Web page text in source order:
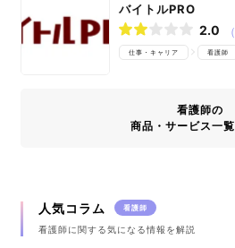
バイトルPRO
2.0
仕事・キャリア 看護師
看護師の
商品・サービス一
人気コラム 看護師
看護師に関する気になる情報を解説